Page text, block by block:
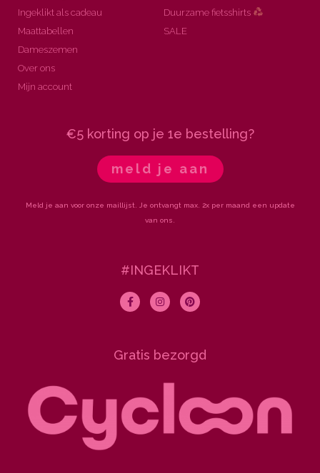
Ingeklikt als cadeau
Maattabellen
Dameszemen
Over ons
Mijn account
Duurzame fietsshirts
SALE
€5 korting op je 1e bestelling?
meld je aan
Meld je aan voor onze maillijst. Je ontvangt max. 2x per maand een update
van ons.
#INGEKLIKT
F
a
o
I
n
r
P
i
e
s
Gratis bezorgd